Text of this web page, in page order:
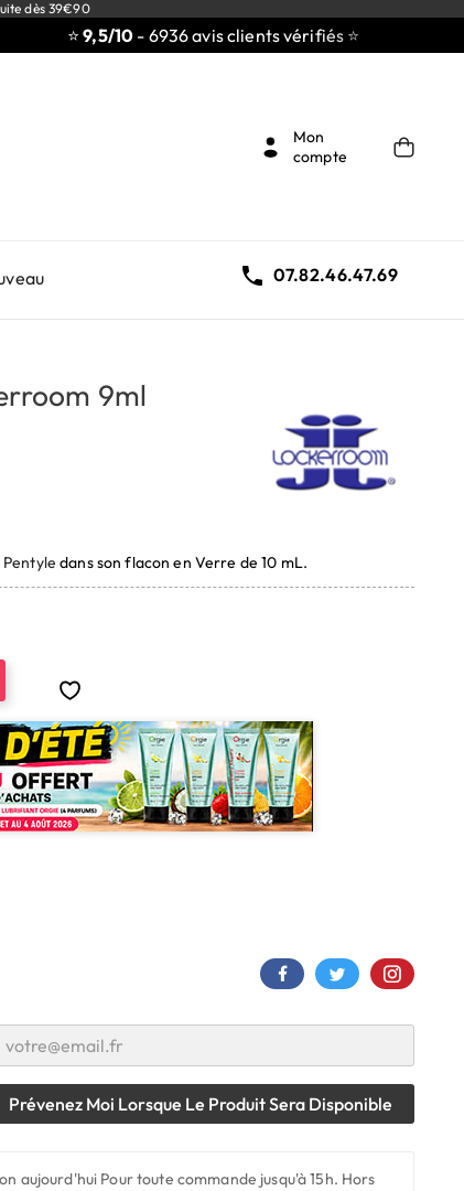
dès 39€90
9,5/10- 6936 avis clients vérifiés ⭐
Mon
compte
 07.82.46.47.69
9ml
dans son flacon en Verre de 10 mL.
Prévenez Moi Lorsque Le Produit Sera Disponible
aujourd'hui Pour toute commande jusqu'à 15h. Hors